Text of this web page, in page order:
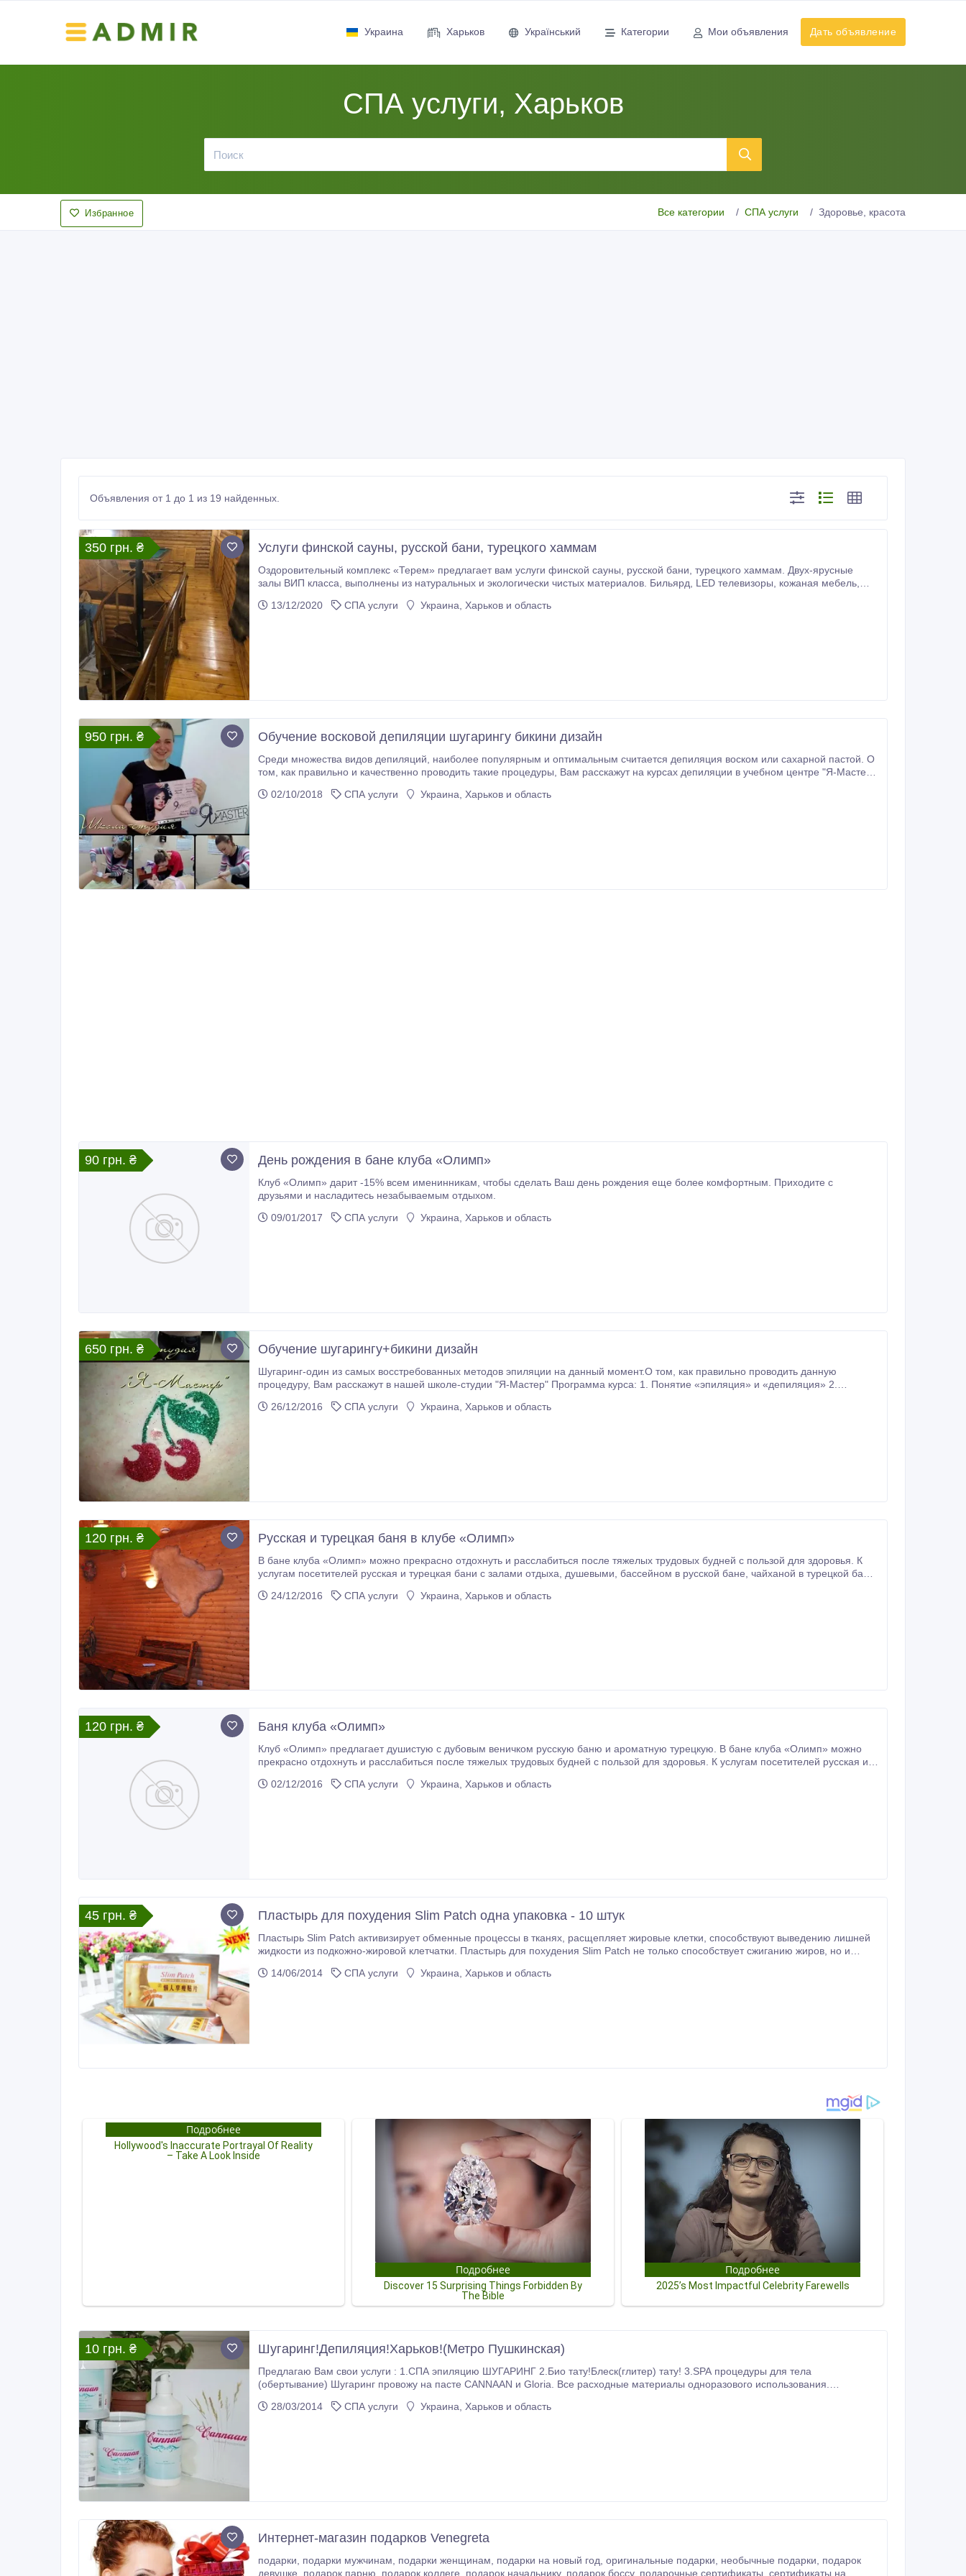
Украина Харьков Український Категории Мои объявления Дать объявление
СПА услуги, Харьков
Избранное Все категории СПА услуги Здоровье, красота
Объявления от 1 до 1 из 19 найденных.
350 грн. ₴ Услуги финской сауны, русской бани, турецкого хаммам
Оздоровительный комплекс «Терем» предлагает вам услуги финской сауны, русской бани, турецкого хаммам. Двух-ярусные
залы ВИП класса, выполнены из натуральных и экологически чистых материалов. Бильярд, LED телевизоры, кожаная мебель,
незабываемым! Мы находимся метро Киевская, ул.
13/12/2020 СПА услуги Украина, Харьков и область
950 грн. ₴ Обучение восковой депиляции шугарингу бикини дизайн
Среди множества видов депиляций, наиболее популярным и оптимальным считается депиляция воском или сахарной пастой. О
том, как правильно и качественно проводить такие процедуры, Вам расскажут на курсах депиляции в учебном центре "Я-Мастер"
02/10/2018
СПА услуги Украина, Харьков и область
90 грн. ₴ День рождения в бане клуба «Олимп»
Клуб «Олимп» дарит -15% всем именинникам, чтобы сделать Ваш день рождения еще более комфортным. Приходите с
друзьями и насладитесь незабываемым отдыхом.
09/01/2017
СПА услуги Украина, Харьков и область
650 грн. ₴ Обучение шугарингу+бикини дизайн
Шугаринг-один из самых восстребованных методов эпиляции на данный момент.О том, как правильно проводить данную
процедуру, Вам расскажут в нашей школе-студии "Я-Мастер" Программа курса: 1. Понятие «эпиляция» и «депиляция» 2.
26/12/2016
СПА услуги Украина, Харьков и область
120 грн. ₴ Русская и турецкая баня в клубе «Олимп»
В бане клуба «Олимп» можно прекрасно отдохнуть и расслабиться после тяжелых трудовых будней с пользой для здоровья. К
услугам посетителей русская и турецкая бани с залами отдыха, душевыми, бассейном в русской бане, чайханой в турецкой бане,
24/12/2016 СПА услуги Украина, Харьков и область
120 грн. ₴ Баня клуба «Олимп»
Клуб «Олимп» предлагает душистую с дубовым веничком русскую баню и ароматную турецкую. В бане клуба «Олимп» можно
прекрасно отдохнуть и расслабиться после тяжелых трудовых будней с пользой для здоровья. К услугам посетителей русская и
02/12/2016
СПА услуги Украина, Харьков и область
45 грн. ₴ Пластырь для похудения Slim Patch одна упаковка - 10 штук
Пластырь Slim Patch активизирует обменные процессы в тканях, расщепляет жировые клетки, способствуют выведению лишней
жидкости из подкожно-жировой клетчатки. Пластырь для похудения Slim Patch не только способствует сжиганию жиров, но и
14/06/2014
СПА услуги Украина, Харьков и область
10 грн. ₴ Шугаринг!Депиляция!Харьков!(Метро Пушкинская)
Предлагаю Вам свои услуги : 1.СПА эпиляцию ШУГАРИНГ 2.Био тату!Блеск(глитер) тату! 3.SPA процедуры для тела
(обертывание) Шугаринг провожу на пасте CANNAAN и Gloria. Все расходные материалы одноразового использования.
28/03/2014
СПА услуги Украина, Харьков и область
Интернет-магазин подарков Venegreta
подарки, подарки мужчинам, подарки женщинам, подарки на новый год, оригинальные подарки, необычные подарки, подарок
девушке, подарок парню, подарок коллеге, подарок начальнику, подарок боссу, подарочные сертификаты, сертификаты на